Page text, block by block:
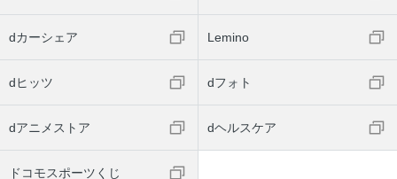
dカーシェア Lemino
dヒッツ dフォト
dアニメストア dヘルスケア
ドコモスポーツくじ